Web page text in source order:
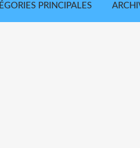
PRINCIPALES